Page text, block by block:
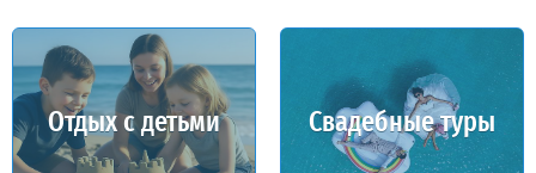
Отдых с детьми Свадебные туры